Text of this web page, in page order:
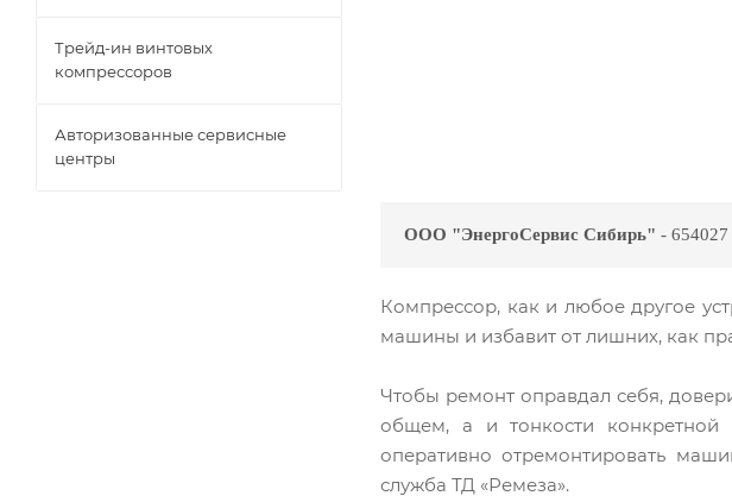
ООО "ЭнергоСервис Сибирь" - 654027
Компрессор, как и любое другое
машины и избавит от лишних, как
Чтобы ремонт оправдал себя,
общем, а и тонкости конкретной
оперативно отремонтировать
служба ТД «Ремеза».
Трейд-ин винтовых
компрессоров
Авторизованные сервисные
центры